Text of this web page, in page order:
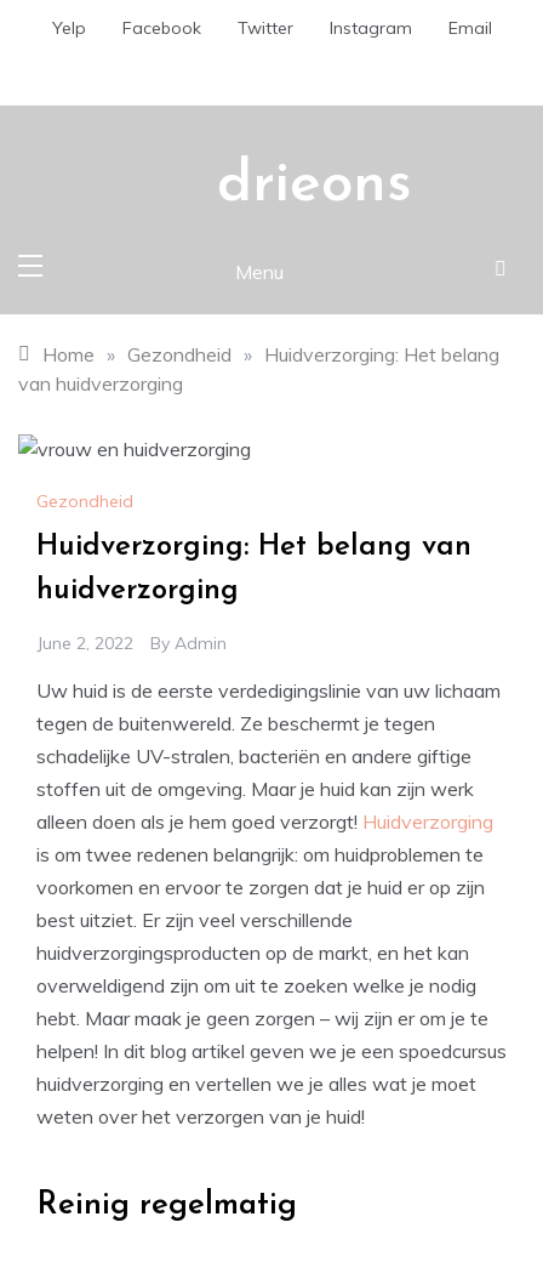
Yelp Facebook Twitter Instagram Email
drieons
Menu
Home » Gezondheid » Huidverzorging: Het belang
van huidverzorging
Gezondheid
Huidverzorging: Het belang van
huidverzorging
June 2, 2022 By Admin
Uw huid is de eerste verdedigingslinie van uw lichaam
tegen de buitenwereld. Ze beschermt je tegen
schadelijke UV-stralen, bacteriën en andere giftige
stoffen uit de omgeving. Maar je huid kan zijn werk
alleen doen als je hem goed verzorgt! Huidverzorging
is om twee redenen belangrijk: om huidproblemen te
voorkomen en ervoor te zorgen dat je huid er op zijn
best uitziet. Er zijn veel verschillende
huidverzorgingsproducten op de markt, en het kan
overweldigend zijn om uit te zoeken welke je nodig
hebt. Maar maak je geen zorgen – wij zijn er om je te
helpen! In dit blog artikel geven we je een spoedcursus
huidverzorging en vertellen we je alles wat je moet
weten over het verzorgen van je huid!
Reinig regelmatig